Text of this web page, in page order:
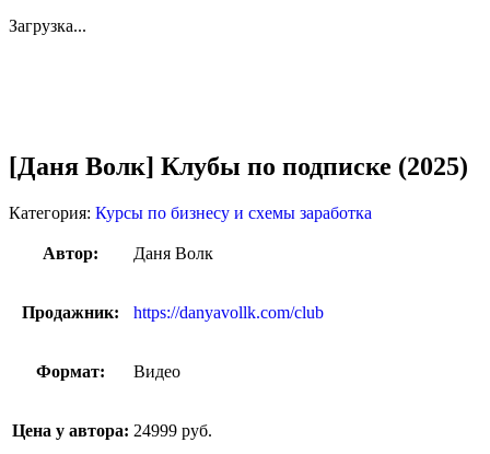
Загрузка...
[Даня Волк] Клубы по подписке (2025)
Категория: Курсы по бизнесу и схемы заработка
Автор: Даня Волк
Продажник: https://danyavollk.com/club
Формат: Видео
Цена у автора: 24999 руб.